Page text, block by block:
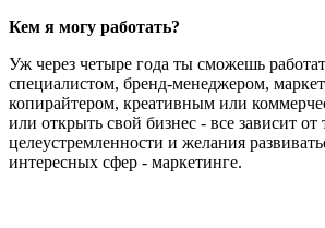
Кем я могу работать?
Уж через четыре года ты сможешь
специалистом, бренд-менеджером,
копирайтером, креативным или
или открыть свой бизнес - все зависит
целеустремленности и желания
интересных сфер - маркетинге.